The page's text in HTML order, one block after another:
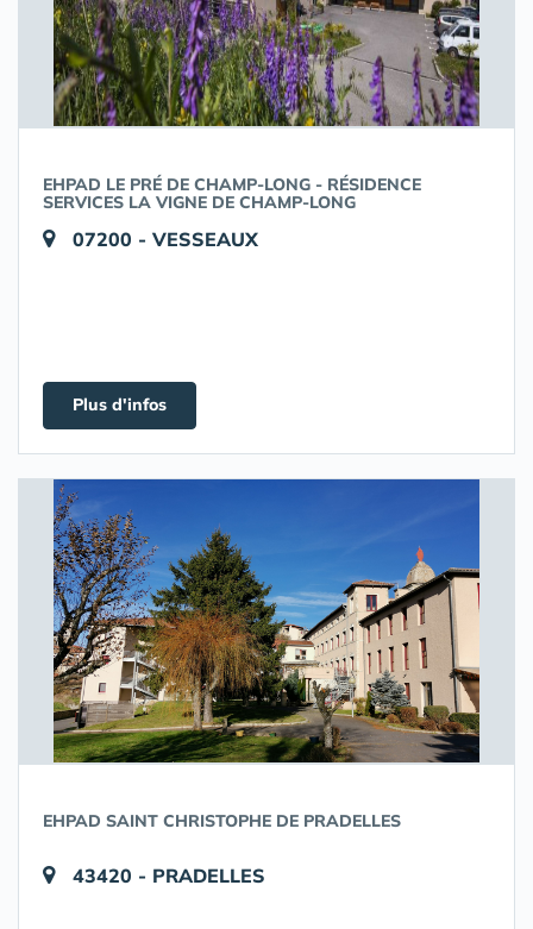
EHPAD LE PRÉ DE CHAMP-LONG - RÉSIDENCE
SERVICES LA VIGNE DE CHAMP-LONG
07200 - VESSEAUX
Plus d'infos
EHPAD SAINT CHRISTOPHE DE PRADELLES
43420 - PRADELLES